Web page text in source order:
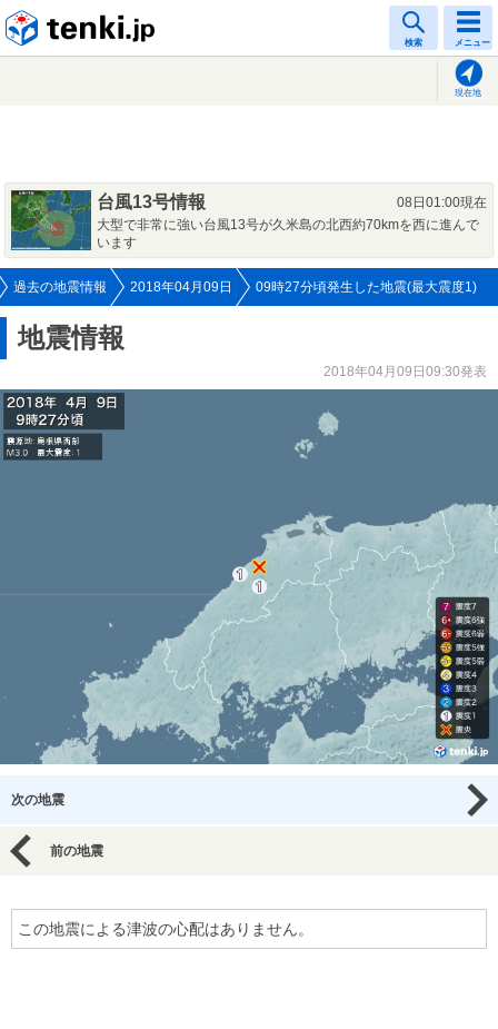
検索 メニュー
現在地
台風13号情報
08日01:00現在
大型で非常に強い台風13号が久米島の北西約70kmを西に進んで
います
過去の地震情報 2018年04月09日 09時27分頃発生した地震(最大震度1)
地震情報
2018年04月09日09:30発表
次の地震
前の地震
この地震による津波の心配はありません。